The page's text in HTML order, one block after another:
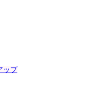
ップ